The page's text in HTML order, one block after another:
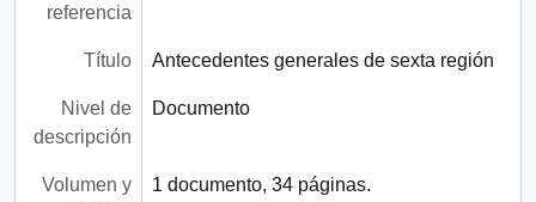
referencia
Título Antecedentes generales de sexta región
Nivel de
descripción
Documento
Volumen y
1 documento, 34 páginas.